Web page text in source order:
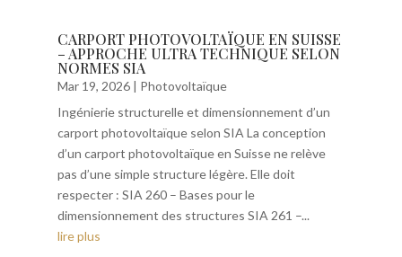
CARPORT PHOTOVOLTAÏQUE EN SUISSE
– APPROCHE ULTRA TECHNIQUE SELON
NORMES SIA
Mar 19, 2026| Photovoltaïque
Ingénierie structurelle et dimensionnement d’un
carport photovoltaïque selon SIA La conception
d’un carport photovoltaïque en Suisse ne relève
pas d’une simple structure légère. Elle doit
respecter : SIA 260 – Bases pour le
dimensionnement des structures SIA 261 –...
lire plus